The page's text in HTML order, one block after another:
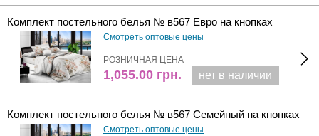
Комплект постельного белья № в567 Евро на кнопках
Смотреть оптовые цены
РОЗНИЧНАЯ ЦЕНА
1,055.00 грн. нет в наличии
Комплект постельного белья № в567 Семейный на кнопках
Смотреть оптовые цены